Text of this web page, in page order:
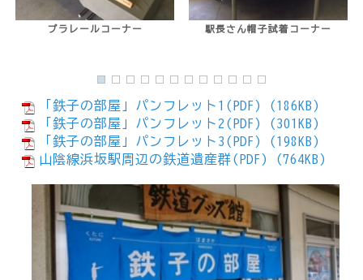
プラレールコーナー 駅長さん帽子試着コーナー
「鉄子の部屋」パンフレット1(PDF) (186KB)
「鉄子の部屋」パンフレット2(PDF) (301KB)
「鉄子の部屋」パンフレット3(PDF) (198KB)
山陰線浜坂駅周辺の鉄道遺産群(PDF) (764KB)